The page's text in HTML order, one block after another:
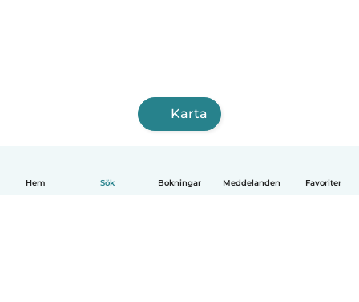
Hem Sök Bokningar Meddelanden Favoriter
Karta